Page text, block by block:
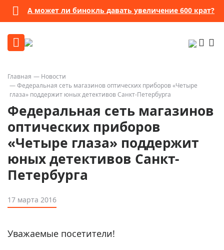
А может ли бинокль давать увеличение 600 крат?
Главная
Новости
Федеральная сеть магазинов оптических приборов «Четыре
глаза» поддержит юных детективов Санкт-Петербурга
Федеральная сеть магазинов
оптических приборов
«Четыре глаза» поддержит
юных детективов Санкт-
Петербурга
17 марта 2016
Уважаемые посетители!